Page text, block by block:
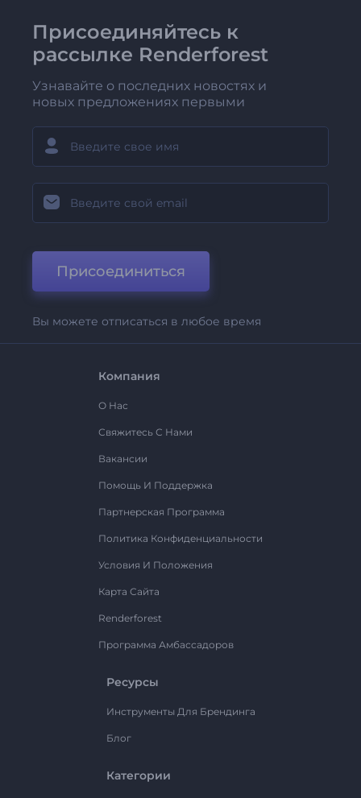
Присоединяйтесь к
рассылке Renderforest
Узнавайте о последних новостях и
новых предложениях первыми
Присоединиться
Вы можете отписаться в любое время
Компания
О Нас
Свяжитесь С Нами
Вакансии
Помощь И Поддержка
Партнерская Программа
Политика Конфиденциальности
Условия И Положения
Карта Сайта
Renderforest
Программа Амбассадоров
Ресурсы
Инструменты Для Брендинга
Блог
Категории